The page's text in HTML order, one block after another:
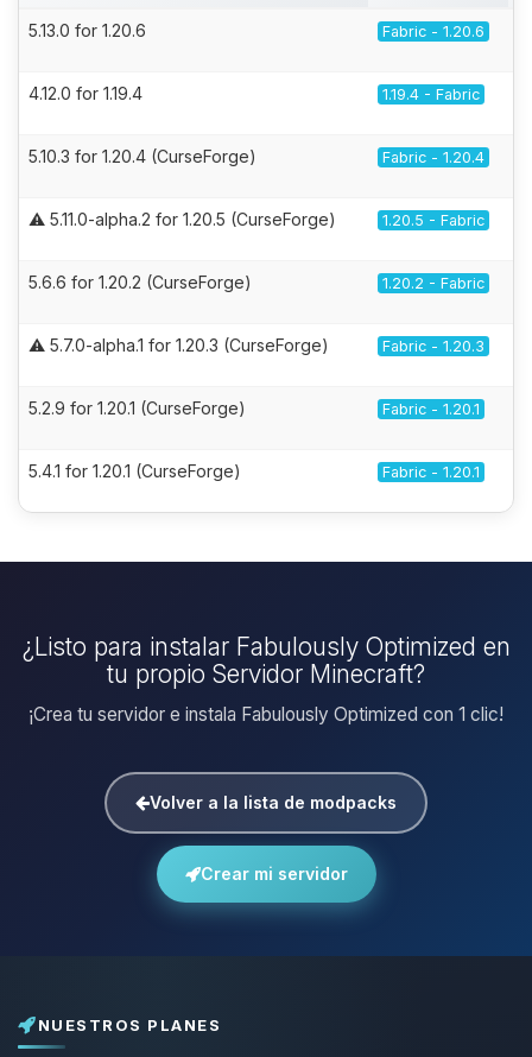
5.13.0 for 1.20.6 Fabric - 1.20.6
4.12.0 for 1.19.4 1.19.4 - Fabric
5.10.3 for 1.20.4 (CurseForge) Fabric - 1.20.4
⚠️ 5.11.0-alpha.2 for 1.20.5 (CurseForge) 1.20.5 - Fabric
5.6.6 for 1.20.2 (CurseForge) 1.20.2 - Fabric
⚠️ 5.7.0-alpha.1 for 1.20.3 (CurseForge) Fabric - 1.20.3
5.2.9 for 1.20.1 (CurseForge) Fabric - 1.20.1
5.4.1 for 1.20.1 (CurseForge) Fabric - 1.20.1
¿Listo para instalar Fabulously Optimized en
tu propio Servidor Minecraft?
¡Crea tu servidor e instala Fabulously Optimized con 1 clic!
Volver a la lista de modpacks
Crear mi servidor
NUESTROS PLANES